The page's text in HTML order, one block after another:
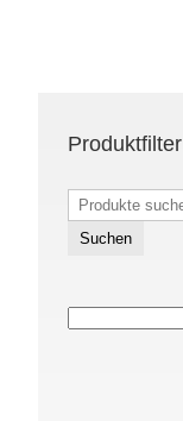
Produktfilter
Suchen
nach:
Suchen